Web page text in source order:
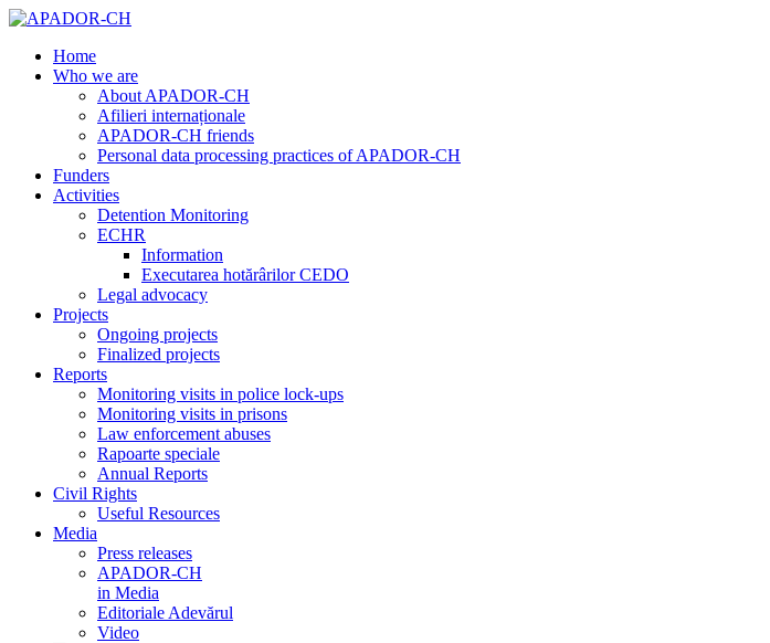
Home
Who we are
About APADOR-CH
Afilieri internaționale
APADOR-CH friends
Personal data processing practices of APADOR-CH
Funders
Activities
Detention Monitoring
ECHR
Information
Executarea hotărârilor CEDO
Legal advocacy
Projects
Ongoing projects
Finalized projects
Reports
Monitoring visits in police lock-ups
Monitoring visits in prisons
Law enforcement abuses
Rapoarte speciale
Annual Reports
Civil Rights
Useful Resources
Media
Press releases
APADOR-CH
in Media
Editoriale Adevărul
Video